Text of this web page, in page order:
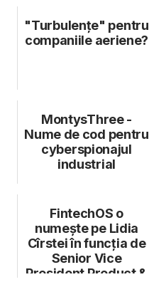
"Turbulențe" pentru
companiile aeriene?
MontysThree -
Nume de cod pentru
cyberspionajul
industrial
FintechOS o
numește pe Lidia
Cîrstei în funcția de
Senior Vice
President Product &